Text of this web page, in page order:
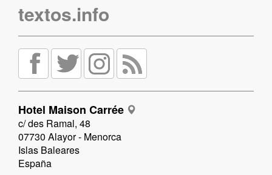
textos.info
Hotel Maison Carrée
c/ des Ramal, 48
07730 Alayor - Menorca
Islas Baleares
España